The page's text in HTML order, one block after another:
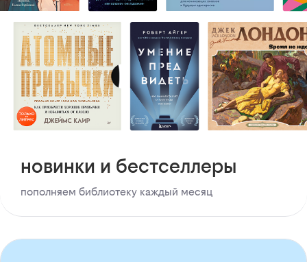
новинки и бестселлеры
пополняем библиотеку каждый месяц